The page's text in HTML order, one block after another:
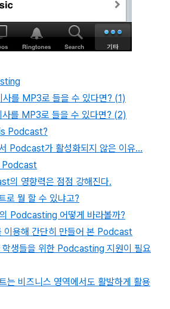
를 MP3로 들을 수 있다면? (1)
를 MP3로 들을 수 있다면? (2)
Podcast?
Podcast가 활성화되지 않은 이유...
영향력은 점점 강해진다.
뭘 할 수 있냐고?
Podcasting 어떻게 바라볼까?
용해 간단히 만들어 본 Podcast
생들을 위한 Podcasting 지원이 필요
비즈니스 영역에서도 활발하게 활용